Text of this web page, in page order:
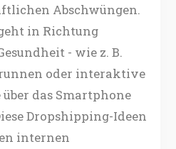
Abschwüngen.
in Richtung
- wie z. B.
oder interaktive
über das Smartphone
Dropshipping-Ideen
internen